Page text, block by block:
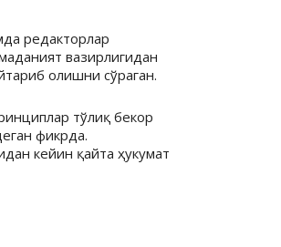
редакторлар
вазирлигидан
олишни сўраган.
тўлиқ бекор
фикрда.
кейин қайта ҳукумат